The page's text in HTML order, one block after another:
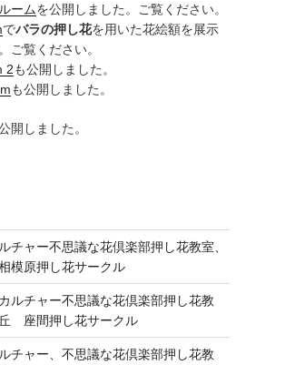
ームを公開しました。ご覧ください。
でバラの押し花を用いた花絵額を展示
ご覧ください。
2も公開しました。
も公開しました。
開しました。
チャー不思議な花倶楽部押し花教室、
模原押し花サークル
ルチャー不思議な花倶楽部押し花教
座間押し花サークル
チャー、不思議な花倶楽部押し花教